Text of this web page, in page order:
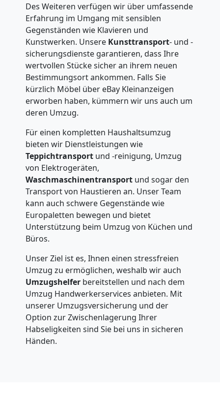
Des Weiteren verfügen wir über umfassende
Erfahrung im Umgang mit sensiblen
Gegenständen wie Klavieren und
Kunstwerken. Unsere Kunsttransport- und -
sicherungsdienste garantieren, dass Ihre
wertvollen Stücke sicher an ihrem neuen
Bestimmungsort ankommen. Falls Sie
kürzlich Möbel über eBay Kleinanzeigen
erworben haben, kümmern wir uns auch um
deren Umzug.
Für einen kompletten Haushaltsumzug
bieten wir Dienstleistungen wie
Teppichtransport und -reinigung, Umzug
von Elektrogeräten,
Waschmaschinentransport und sogar den
Transport von Haustieren an. Unser Team
kann auch schwere Gegenstände wie
Europaletten bewegen und bietet
Unterstützung beim Umzug von Küchen und
Büros.
Unser Ziel ist es, Ihnen einen stressfreien
Umzug zu ermöglichen, weshalb wir auch
Umzugshelfer bereitstellen und nach dem
Umzug Handwerkerservices anbieten. Mit
unserer Umzugsversicherung und der
Option zur Zwischenlagerung Ihrer
Habseligkeiten sind Sie bei uns in sicheren
Händen.